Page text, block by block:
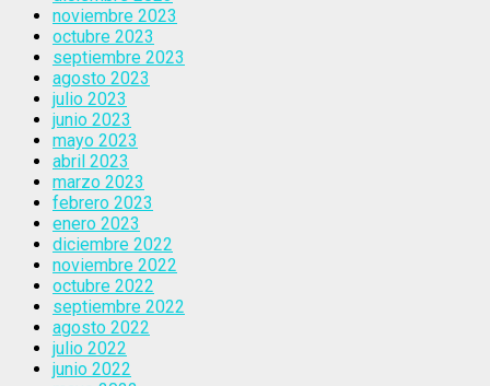
noviembre 2023
octubre 2023
septiembre 2023
agosto 2023
julio 2023
junio 2023
mayo 2023
abril 2023
marzo 2023
febrero 2023
enero 2023
diciembre 2022
noviembre 2022
octubre 2022
septiembre 2022
agosto 2022
julio 2022
junio 2022